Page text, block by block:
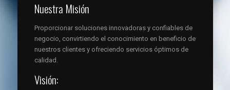
Nuestra Misión
Proporcionar soluciones innovadoras y confiables de
negocio, convirtiendo el conocimiento en beneficio de
nuestros clientes y ofreciendo servicios óptimos de
calidad.
Visión: